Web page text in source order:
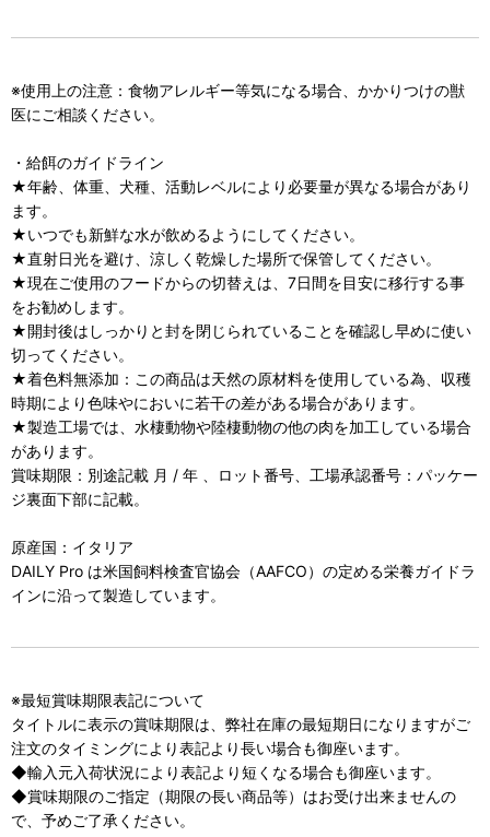
※使用上の注意：食物アレルギー等気になる場合、かかりつけの獣
医にご相談ください。
・給餌のガイドライン
★年齢、体重、犬種、活動レベルにより必要量が異なる場合があり
ます。
★いつでも新鮮な水が飲めるようにしてください。
★直射日光を避け、涼しく乾燥した場所で保管してください。
★現在ご使用のフードからの切替えは、7日間を目安に移行する事
をお勧めします。
★開封後はしっかりと封を閉じられていることを確認し早めに使い
切ってください。
★着色料無添加：この商品は天然の原材料を使用している為、収穫
時期により色味やにおいに若干の差がある場合があります。
★製造工場では、水棲動物や陸棲動物の他の肉を加工している場合
があります。
賞味期限：別途記載 月 / 年 、ロット番号、工場承認番号：パッケー
ジ裏面下部に記載。
原産国：イタリア
DAILY Pro は米国飼料検査官協会（AAFCO）の定める栄養ガイドラ
インに沿って製造しています。
※最短賞味期限表記について
タイトルに表示の賞味期限は、弊社在庫の最短期日になりますがご
注文のタイミングにより表記より長い場合も御座います。
◆輸入元入荷状況により表記より短くなる場合も御座います。
◆賞味期限のご指定（期限の長い商品等）はお受け出来ませんの
で、予めご了承ください。